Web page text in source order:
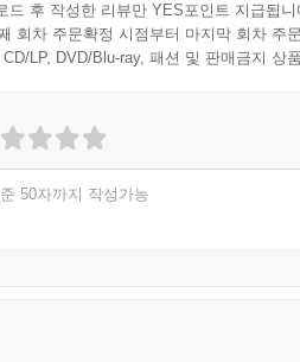
드 후 작성한 리뷰만 YES포인트 지급됩니
회차 주문확정 시점부터 마지막 회차 주
LP, DVD/Blu-ray, 패션 및 판매금지 상
50자까지 작성가능